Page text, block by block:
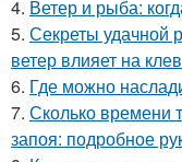
4. Ветер и рыба:
5. Секреты удачной
ветер влияет на
6. Где можно
7. Сколько времени
запоя: подробное